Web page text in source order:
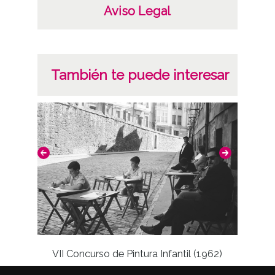
originales: Carpetilla 35mm, nº 996
Aviso Legal
También te puede interesar
VII Concurso de Pintura Infantil (1962)